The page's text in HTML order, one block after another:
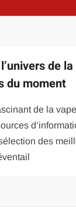
de
du moment
de la
des